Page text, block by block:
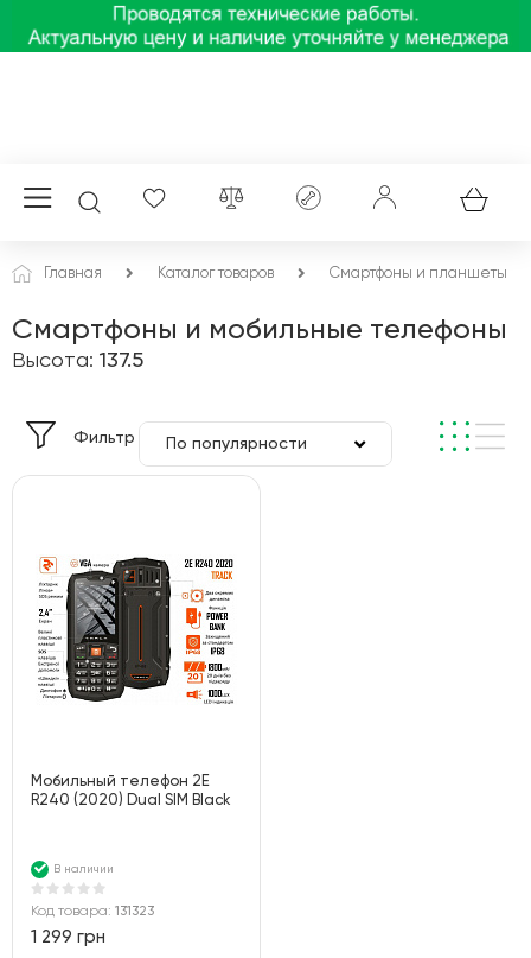
Главная Каталог товаров Смартфоны и планшеты
Смартфоны и мобильные телефоны
Высота: 137.5
Фильтр По популярности
Мобильный телефон 2E
R240 (2020) Dual SIM Black
В наличии
Код товара: 131323
1 299 грн